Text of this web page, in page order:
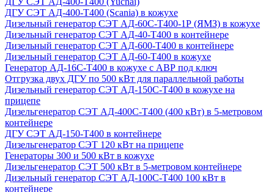
ДГУ СЭТ АД-400-Т400 (Scania) в кожухе
Дизельный генератор СЭТ АД-60С-Т400-1Р (ЯМЗ) в кожухе
Дизельный генератор СЭТ АД-40-Т400 в контейнере
Дизельный генератор СЭТ АД-600-Т400 в контейнере
Дизельный генератор СЭТ АД-60-Т400 в кожухе
Генератор АД-16С-Т400 в кожухе с АВР под ключ
Отгрузка двух ДГУ по 500 кВт для параллельной работы
Дизельный генератор СЭТ АД-150С-Т400 в кожухе на
прицепе
Дизельгенератор СЭТ АД-400С-Т400 (400 кВт) в 5-метровом
контейнере
ДГУ СЭТ АД-150-Т400 в контейнере
Дизельгенератор СЭТ 120 кВт на прицепе
Генераторы 300 и 500 кВт в кожухе
Дизельгенератор СЭТ 500 кВт в 5-метровом контейнере
Дизельный генератор СЭТ АД-100С-Т400 100 кВт в
контейнере